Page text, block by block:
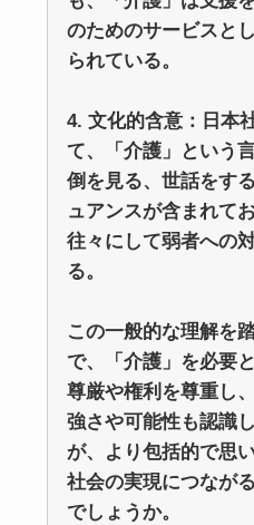
のためのサービスと
られている。
4. 文化的含意：日本
て、「介護」という
倒を見る、世話をす
ュアンスが含まれて
往々にして弱者への
る。
この一般的な理解を
で、「介護」を必要
尊厳や権利を尊重し
強さや可能性も認識
が、より包括的で思
社会の実現につなが
でしょうか。